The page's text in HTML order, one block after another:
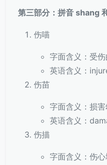
第三部分：拼音 shang
伤喵
字面含义：受伤
英语含义：
伤苗
字面含义：损害
英语含义：
伤描
字面含义：伤心